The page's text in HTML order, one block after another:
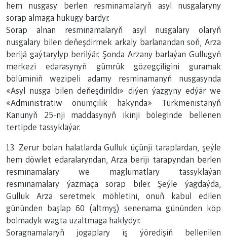
hem nusgasy berlen resminamalaryň asyl nusgalaryny
sorap almaga hukugy bardyr.
Sorap alnan resminamalaryň asyl nusgalary olaryň
nusgalary bilen deňeşdirmek arkaly barlanandan soň, Arza
berijä gaýtarylyp berilýär. Şonda Arzany barlaýan Gullugyň
merkezi edarasynyň gümrük gözegçiligini guramak
bölüminiň wezipeli adamy resminamanyň nusgasynda
«Asyl nusga bilen deňeşdirildi» diýen ýazgyny edýär we
«Administratiw önümçilik hakynda» Türkmenistanyň
Kanunyň 25-nji maddasynyň ikinji böleginde bellenen
tertipde tassyklaýar.
13. Zerur bolan halatlarda Gulluk üçünji taraplardan, şeýle
hem döwlet edaralaryndan, Arza beriji tarapyndan berlen
resminamalary we maglumatlary tassyklaýan
resminamalary ýazmaça sorap biler. Şeýle ýagdaýda,
Gulluk Arza seretmek möhletini, onuň kabul edilen
gününden başlap 60 (altmyş) senenama gününden köp
bolmadyk wagta uzaltmaga haklydyr.
Soragnamalaryň jogaplary iş ýöredişiň bellenilen